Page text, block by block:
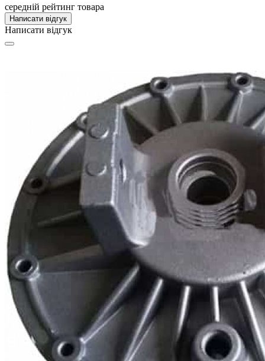
середній рейтинг товара
Написати відгук
Написати відгук